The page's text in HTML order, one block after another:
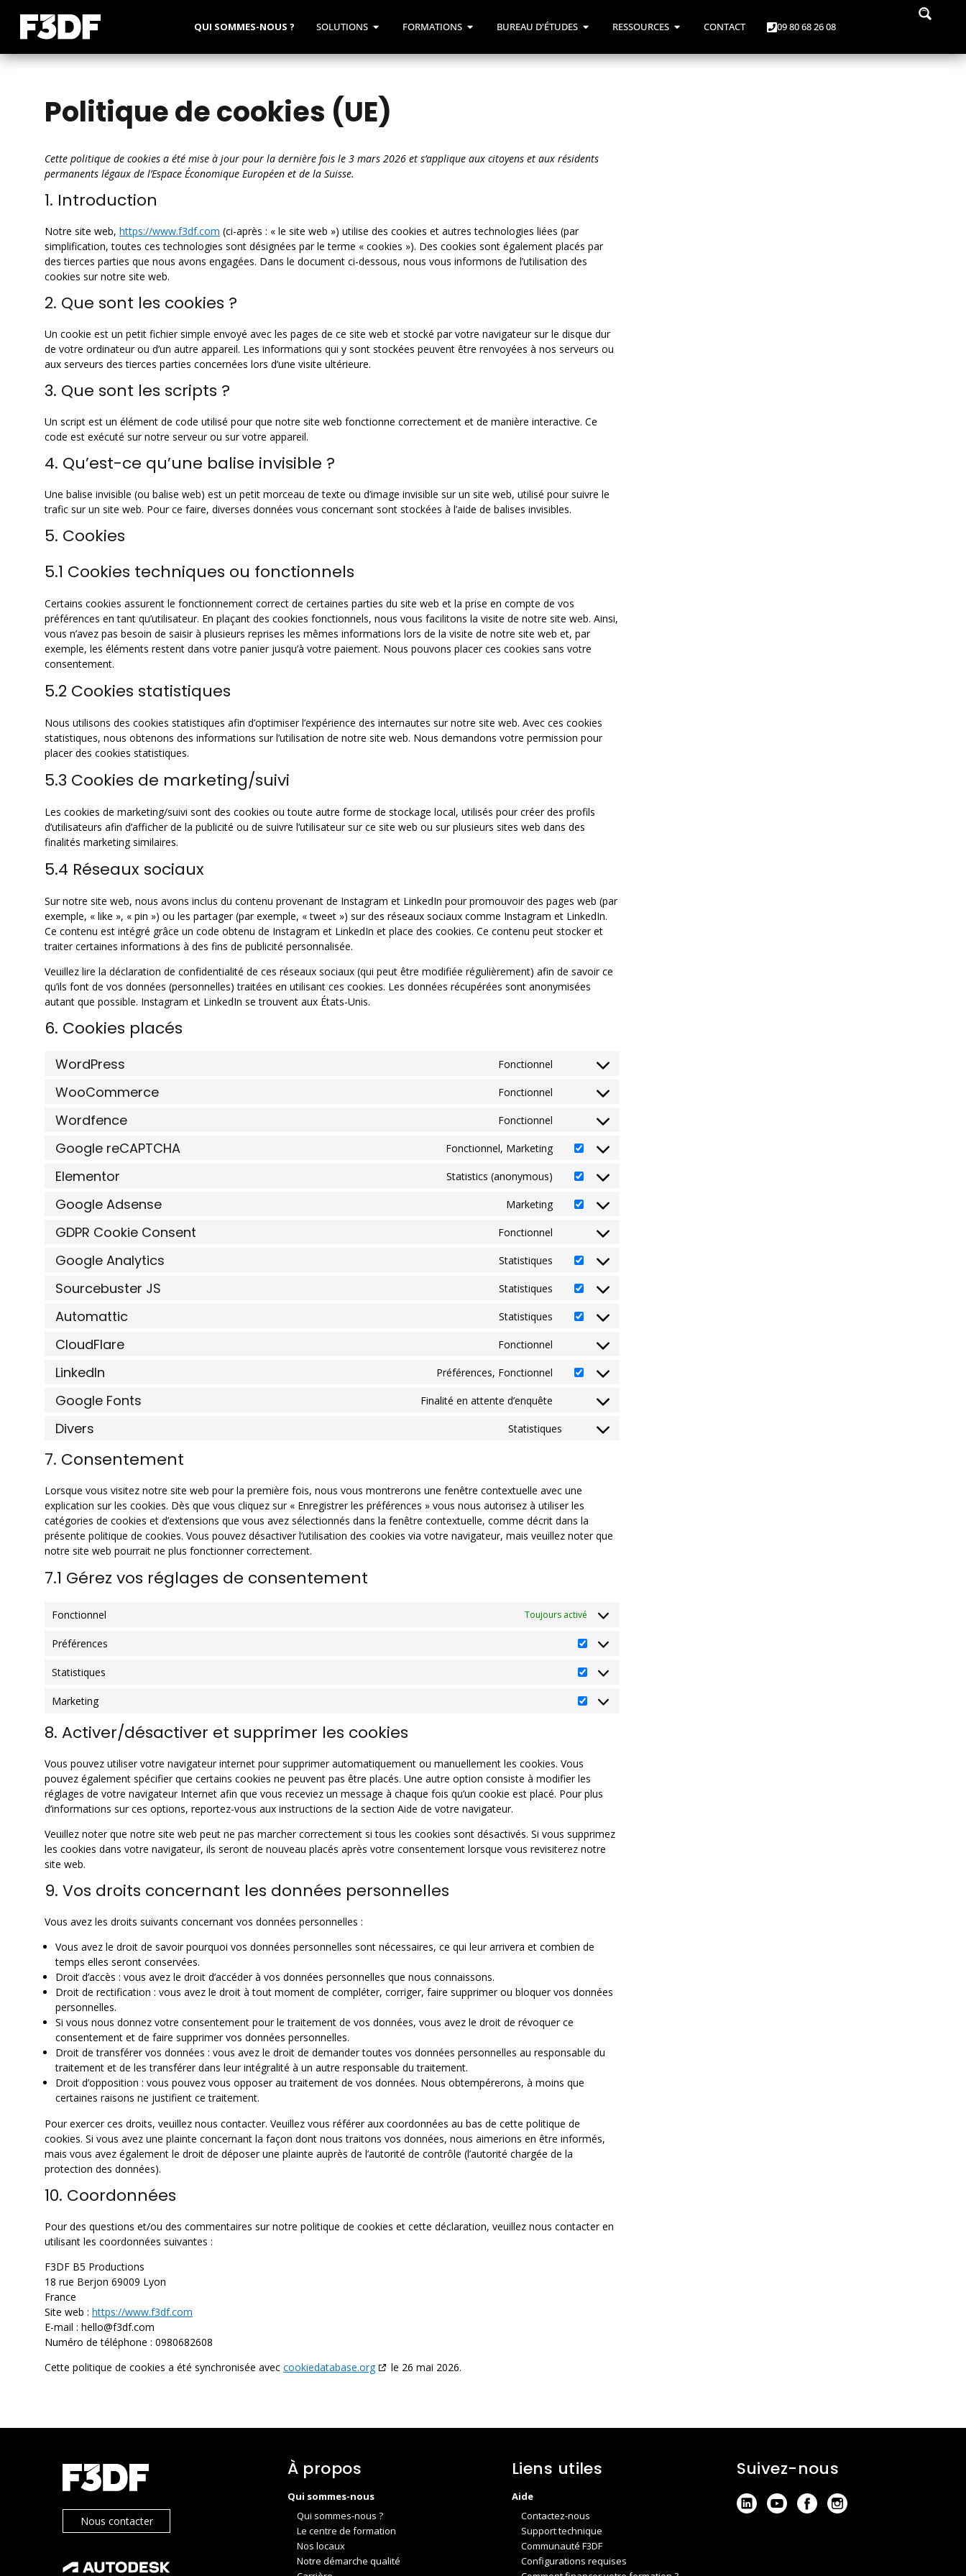
QUI SOMMES-NOUS ? SOLUTIONS FORMATIONS BUREAU D'ÉTUDES RESSOURCES CONTACT 09 80 68 26 08
Politique de cookies (UE)
Cette politique de cookies a été mise à jour pour la dernière fois le 3 mars 2026 et s’applique aux citoyens et aux résidents
permanents légaux de l’Espace Économique Européen et de la Suisse.
1. Introduction
Notre site web, https://www.f3df.com (ci-après : « le site web ») utilise des cookies et autres technologies liées (par
simplification, toutes ces technologies sont désignées par le terme « cookies »). Des cookies sont également placés par
des tierces parties que nous avons engagées. Dans le document ci-dessous, nous vous informons de l’utilisation des
cookies sur notre site web.
2. Que sont les cookies ?
Un cookie est un petit fichier simple envoyé avec les pages de ce site web et stocké par votre navigateur sur le disque dur
de votre ordinateur ou d’un autre appareil. Les informations qui y sont stockées peuvent être renvoyées à nos serveurs ou
aux serveurs des tierces parties concernées lors d’une visite ultérieure.
3. Que sont les scripts ?
Un script est un élément de code utilisé pour que notre site web fonctionne correctement et de manière interactive. Ce
code est exécuté sur notre serveur ou sur votre appareil.
4. Qu’est-ce qu’une balise invisible ?
Une balise invisible (ou balise web) est un petit morceau de texte ou d’image invisible sur un site web, utilisé pour suivre le
trafic sur un site web. Pour ce faire, diverses données vous concernant sont stockées à l’aide de balises invisibles.
5. Cookies
5.1 Cookies techniques ou fonctionnels
Certains cookies assurent le fonctionnement correct de certaines parties du site web et la prise en compte de vos
préférences en tant qu’utilisateur. En plaçant des cookies fonctionnels, nous vous facilitons la visite de notre site web. Ainsi,
vous n’avez pas besoin de saisir à plusieurs reprises les mêmes informations lors de la visite de notre site web et, par
exemple, les éléments restent dans votre panier jusqu’à votre paiement. Nous pouvons placer ces cookies sans votre
consentement.
5.2 Cookies statistiques
Nous utilisons des cookies statistiques afin d’optimiser l’expérience des internautes sur notre site web. Avec ces cookies
statistiques, nous obtenons des informations sur l’utilisation de notre site web. Nous demandons votre permission pour
placer des cookies statistiques.
5.3 Cookies de marketing/suivi
Les cookies de marketing/suivi sont des cookies ou toute autre forme de stockage local, utilisés pour créer des profils
d’utilisateurs afin d’afficher de la publicité ou de suivre l’utilisateur sur ce site web ou sur plusieurs sites web dans des
finalités marketing similaires.
5.4 Réseaux sociaux
Sur notre site web, nous avons inclus du contenu provenant de Instagram et LinkedIn pour promouvoir des pages web (par
exemple, « like », « pin ») ou les partager (par exemple, « tweet ») sur des réseaux sociaux comme Instagram et LinkedIn.
Ce contenu est intégré grâce un code obtenu de Instagram et LinkedIn et place des cookies. Ce contenu peut stocker et
traiter certaines informations à des fins de publicité personnalisée.
Veuillez lire la déclaration de confidentialité de ces réseaux sociaux (qui peut être modifiée régulièrement) afin de savoir ce
qu’ils font de vos données (personnelles) traitées en utilisant ces cookies. Les données récupérées sont anonymisées
autant que possible. Instagram et LinkedIn se trouvent aux États-Unis.
6. Cookies placés
WordPress Fonctionnel
WooCommerce Fonctionnel
Wordfence Fonctionnel
Google reCAPTCHA Fonctionnel, Marketing
Elementor Statistics (anonymous)
Google Adsense Marketing
GDPR Cookie Consent Fonctionnel
Google Analytics Statistiques
Sourcebuster JS Statistiques
Automattic Statistiques
CloudFlare Fonctionnel
LinkedIn Préférences, Fonctionnel
Google Fonts Finalité en attente d’enquête
Divers Statistiques
7. Consentement
Lorsque vous visitez notre site web pour la première fois, nous vous montrerons une fenêtre contextuelle avec une
explication sur les cookies. Dès que vous cliquez sur « Enregistrer les préférences » vous nous autorisez à utiliser les
catégories de cookies et d’extensions que vous avez sélectionnés dans la fenêtre contextuelle, comme décrit dans la
présente politique de cookies. Vous pouvez désactiver l’utilisation des cookies via votre navigateur, mais veuillez noter que
notre site web pourrait ne plus fonctionner correctement.
7.1 Gérez vos réglages de consentement
Fonctionnel Toujours activé
Préférences
Statistiques
Marketing
8. Activer/désactiver et supprimer les cookies
Vous pouvez utiliser votre navigateur internet pour supprimer automatiquement ou manuellement les cookies. Vous
pouvez également spécifier que certains cookies ne peuvent pas être placés. Une autre option consiste à modifier les
réglages de votre navigateur Internet afin que vous receviez un message à chaque fois qu’un cookie est placé. Pour plus
d’informations sur ces options, reportez-vous aux instructions de la section Aide de votre navigateur.
Veuillez noter que notre site web peut ne pas marcher correctement si tous les cookies sont désactivés. Si vous supprimez
les cookies dans votre navigateur, ils seront de nouveau placés après votre consentement lorsque vous revisiterez notre
site web.
9. Vos droits concernant les données personnelles
Vous avez les droits suivants concernant vos données personnelles :
Vous avez le droit de savoir pourquoi vos données personnelles sont nécessaires, ce qui leur arrivera et combien de
temps elles seront conservées.
Droit d’accès : vous avez le droit d’accéder à vos données personnelles que nous connaissons.
Droit de rectification : vous avez le droit à tout moment de compléter, corriger, faire supprimer ou bloquer vos données
personnelles.
Si vous nous donnez votre consentement pour le traitement de vos données, vous avez le droit de révoquer ce
consentement et de faire supprimer vos données personnelles.
Droit de transférer vos données : vous avez le droit de demander toutes vos données personnelles au responsable du
traitement et de les transférer dans leur intégralité à un autre responsable du traitement.
Droit d’opposition : vous pouvez vous opposer au traitement de vos données. Nous obtempérerons, à moins que
certaines raisons ne justifient ce traitement.
Pour exercer ces droits, veuillez nous contacter. Veuillez vous référer aux coordonnées au bas de cette politique de
cookies. Si vous avez une plainte concernant la façon dont nous traitons vos données, nous aimerions en être informés,
mais vous avez également le droit de déposer une plainte auprès de l’autorité de contrôle (l’autorité chargée de la
protection des données).
10. Coordonnées
Pour des questions et/ou des commentaires sur notre politique de cookies et cette déclaration, veuillez nous contacter en
utilisant les coordonnées suivantes :
F3DF B5 Productions
18 rue Berjon 69009 Lyon
France
Site web : https://www.f3df.com
E-mail : hello@f3df.com
Numéro de téléphone : 0980682608
Cette politique de cookies a été synchronisée avec cookiedatabase.org le 26 mai 2026.
Nous contacter
À propos
Qui sommes-nous
Qui sommes-nous ?
Le centre de formation
Nos locaux
Notre démarche qualité
Liens utiles
Aide
Contactez-nous
Support technique
Communauté F3DF
Configurations requises
Suivez-nous